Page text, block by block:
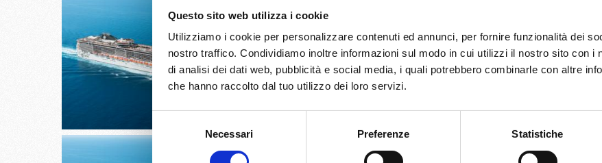
Questo sito web utilizza i cookie
Utilizziamo i cookie per personalizzare contenuti ed annunci, per fornire funzionalità dei
nostro traffico. Condividiamo inoltre informazioni sul modo in cui utilizzi il nostro sito con i
di analisi dei dati web, pubblicità e social media, i quali potrebbero combinarle con altre
che hanno raccolto dal tuo utilizzo dei loro servizi.
del
Necessari Preferenze Statistiche
Copenhagen, Warnemünde, Sandnes Norway, Bergen, Kristiansand, Oslo,
02/09/2028
Nord Europa